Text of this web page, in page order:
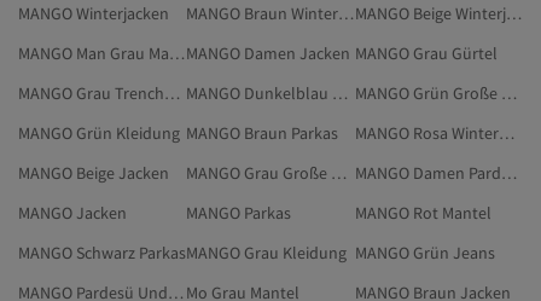
MANGO Winterjacken
MANGO Braun Winterjacken
MANGO Beige Winterjacken
MANGO Man Grau MantelMANGO Damen Jacken MANGO Grau Gürtel
MANGO Grau Trenchcoat
MANGO Dunkelblau Parkas
MANGO Grün Große Größen
MANGO Grün Kleidung MANGO Braun Parkas
MANGO Rosa Wintermantel
MANGO Beige Jacken
MANGO Grau Große Größen
MANGO Damen Pardesü Und Trenchcoat
MANGO Jacken
MANGO Parkas
MANGO Rot Mantel
MANGO Schwarz ParkasMANGO Grau Kleidung MANGO Grün Jeans
MANGO Pardesü Und Trenchcoat Mo Grau Mantel
MANGO Braun Jacken